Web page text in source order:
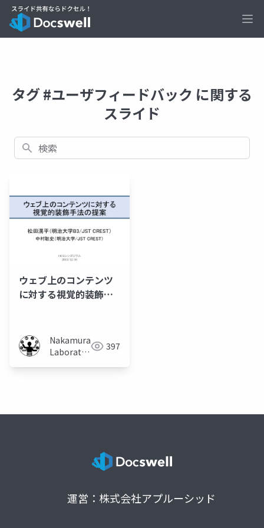
タグ #ユーザフィードバック に関する
スライド
検索
ウェブ上のコンテンツ
に対する視覚的装飾手
Nakamura
Laboratory
397
運営：株式会社アプルーシッド